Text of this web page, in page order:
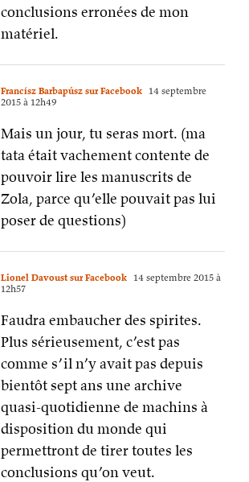
conclusions erronées de mon
matériel.
Francísz Barbapúsz sur Facebook 14 septembre
2015 à 12h49
Mais un jour, tu seras mort. (ma
tata était vachement contente de
pouvoir lire les manuscrits de
Zola, parce qu’elle pouvait pas lui
poser de questions)
Lionel Davoust sur Facebook 14 septembre 2015 à
12h57
Faudra embaucher des spirites.
Plus sérieusement, c’est pas
comme s’il n’y avait pas depuis
bientôt sept ans une archive
quasi-quotidienne de machins à
disposition du monde qui
permettront de tirer toutes les
conclusions qu’on veut.